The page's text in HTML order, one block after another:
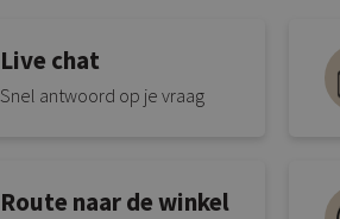
Live chat
Snel antwoord op je vraag
Route naar de winkel